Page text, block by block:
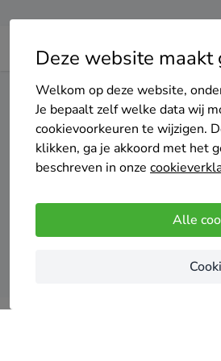
Deze website maakt
Welkom op deze website,
Je bepaalt zelf welke data wij
cookievoorkeuren te wijzigen.
klikken, ga je akkoord met het
beschreven in onze
Alle
Home Zonnepanelen